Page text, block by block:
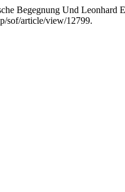
Begegnung Und Leonhard
sof/article/view/12799.